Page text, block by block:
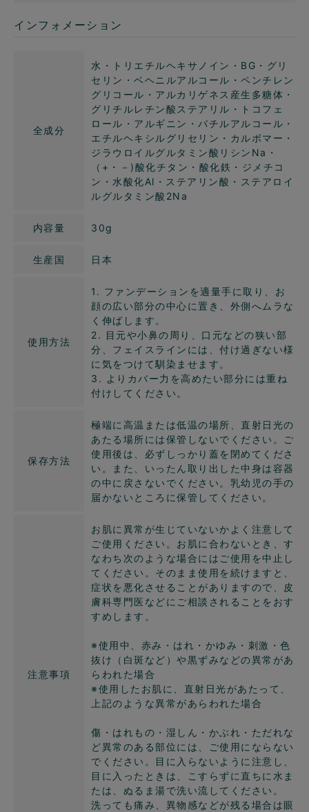
インフォメーション
全成分
水・トリエチルヘキサノイン・BG・グリ
セリン・ベヘニルアルコール・ペンチレン
グリコール・アルカリゲネス産生多糖体・
グリチルレチン酸ステアリル・トコフェ
ロール・アルギニン・バチルアルコール・
エチルヘキシルグリセリン・カルボマー・
ジラウロイルグルタミン酸リシンNa・
（+・－)酸化チタン・酸化鉄・ジメチコ
ン・水酸化Al・ステアリン酸・ステアロイ
ルグルタミン酸2Na
内容量 30g
生産国 日本
使用方法
1. ファンデーションを適量手に取り、お
顔の広い部分の中心に置き、外側へムラな
く伸ばします。
2. 目元や小鼻の周り、口元などの狭い部
分、フェイスラインには、付け過ぎない様
に気をつけて馴染ませます。
3. よりカバー力を高めたい部分には重ね
付けしてください。
保存方法
極端に高温または低温の場所、直射日光の
あたる場所には保管しないでください。ご
使用後は、必ずしっかり蓋を閉めてくださ
い。また、いったん取り出した中身は容器
の中に戻さないでください。乳幼児の手の
届かないところに保管してください。
注意事項
お肌に異常が生じていないかよく注意して
ご使用ください。お肌に合わないとき、す
なわち次のような場合にはご使用を中止し
てください。そのまま使用を続けますと、
症状を悪化させることがありますので、皮
膚科専門医などにご相談されることをおす
すめします。
※使用中、赤み・はれ・かゆみ・刺激・色
抜け（白斑など）や黒ずみなどの異常があ
らわれた場合
※使用したお肌に、直射日光があたって、
上記のような異常があらわれた場合
傷・はれもの・湿しん・かぶれ・ただれな
ど異常のある部位には、ご使用にならない
でください。目に入らないように注意し、
目に入ったときは、こすらずに直ちに水ま
たは、ぬるま湯で洗い流してください。
洗っても痛み、異物感などが残る場合は眼